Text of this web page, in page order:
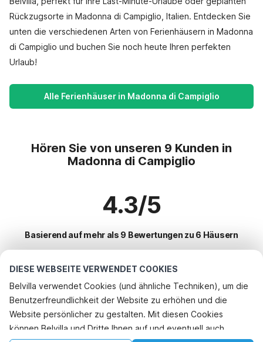
DIESE WEBSEITE VERWENDET COOKIES
Belvilla verwendet Cookies (und ähnliche Techniken), um die
Benutzerfreundlichkeit der Website zu erhöhen und die
Website persönlicher zu gestalten. Mit diesen Cookies
können Belvilla und Dritte Ihnen auf und eventuell auch
Rückzugsorte in Madonna di Campiglio, Italien. Entdecken Sie
unten die verschiedenen Arten von Ferienhäusern in Madonna
di Campiglio und buchen Sie noch heute Ihren perfekten
Urlaub!
Alle Ferienhäuser in Madonna di Campiglio
Hören Sie von unseren 9 Kunden in
Madonna di Campiglio
4.3/5
Basierend auf mehr als 9 Bewertungen zu 6 Häusern
Beliebteste Reiseziele für Urlaub
Beliebte Ausstattungen für Urlaub in Madonna di campiglio
Ferienhaus im Skigebiet
Top-Regionen mit Top-Annehmlichkeiten für den Urlaub